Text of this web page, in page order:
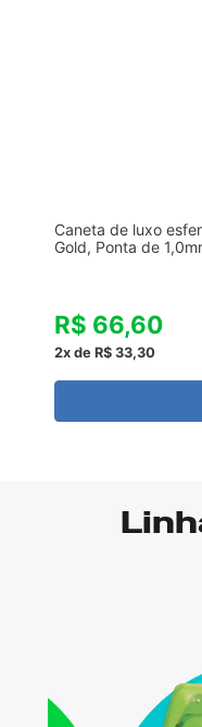
Caneta de luxo
Gold, Ponta de
R$ 66,60
2x de R$ 33,30